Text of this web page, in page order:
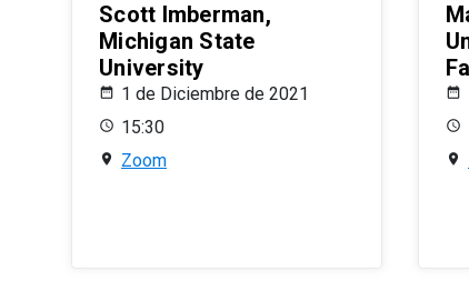
Scott Imberman,
Michigan State
University
1 de Diciembre de 2021
15:30
Zoom